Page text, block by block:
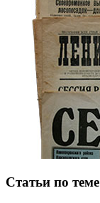
Статьи по теме